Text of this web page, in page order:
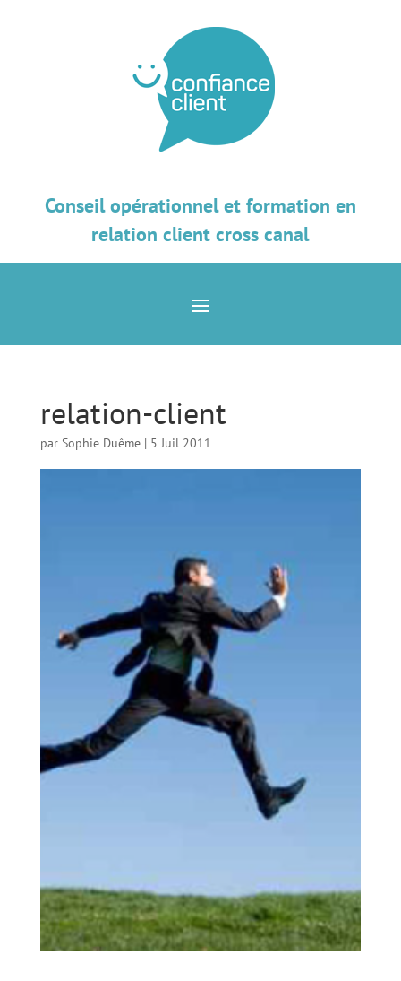
Conseil opérationnel et formation en
relation client cross canal
relation-client
par Sophie Duême| 5 Juil 2011